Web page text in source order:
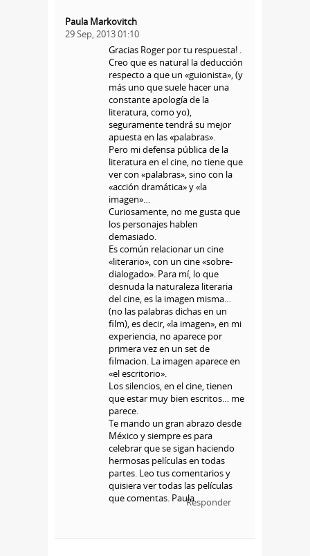
Paula Markovitch
29 Sep, 2013 01:10
Gracias Roger por tu respuesta! .
Creo que es natural la deducción
respecto a que un «guionista», (y
más uno que suele hacer una
constante apología de la
literatura, como yo),
seguramente tendrá su mejor
apuesta en las «palabras».
Pero mi defensa pública de la
literatura en el cine, no tiene que
ver con «palabras», sino con la
«acción dramática» y «la
imagen»…
Curiosamente, no me gusta que
los personajes hablen
demasiado.
Es común relacionar un cine
«literario», con un cine «sobre-
dialogado». Para mí, lo que
desnuda la naturaleza literaria
del cine, es la imagen misma…
(no las palabras dichas en un
film), es decir, «la imagen», en mi
experiencia, no aparece por
primera vez en un set de
filmacion. La imagen aparece en
«el escritorio».
Los silencios, en el cine, tienen
que estar muy bien escritos… me
parece.
Te mando un gran abrazo desde
México y siempre es para
celebrar que se sigan haciendo
hermosas películas en todas
partes. Leo tus comentarios y
quisiera ver todas las películas
que comentas. PaulaResponder